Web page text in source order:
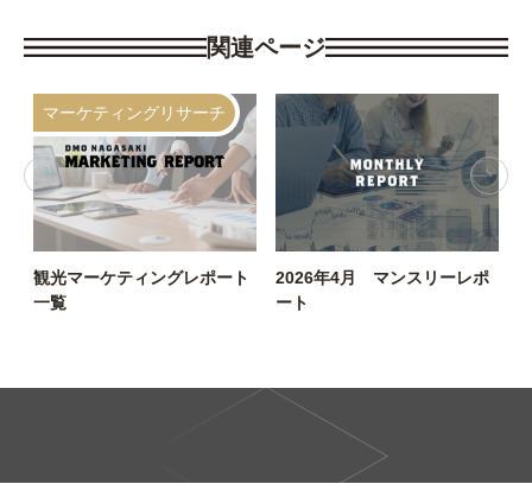
関連ページ
マーケティングリサーチ
観光マーケティングレポート
一覧
2026年4月 マンスリーレポ
ート